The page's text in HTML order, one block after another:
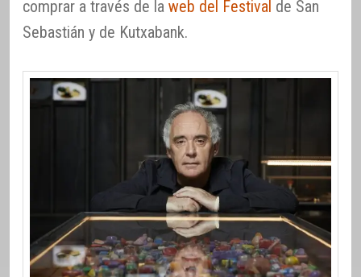
comprar a través de la web del Festival de San
Sebastián y de Kutxabank.